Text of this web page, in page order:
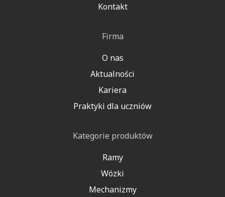
Kontakt
Firma
O nas
Aktualności
Kariera
Praktyki dla uczniów
Kategorie produktów
Ramy
Wózki
Mechanizmy